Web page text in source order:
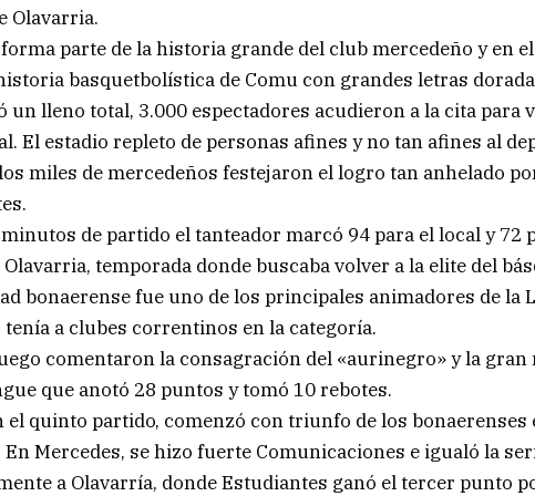
Olavarria.
parte de la historia grande del club mercedeño y en
basquetbolística de Comu con grandes letras
un lleno total, 3.000 espectadores acudieron a la cita para
El estadio repleto de personas afines y no tan afines al
miles de mercedeños festejaron el logro tan anhelado
de partido el tanteador marcó 94 para el local y 72
temporada donde buscaba volver a la elite del
bonaerense fue uno de los principales animadores de la
a clubes correntinos en la categoría.
comentaron la consagración del «aurinegro» y la gran
que anotó 28 puntos y tomó 10 rebotes.
el quinto partido, comenzó con triunfo de los
En Mercedes, se hizo fuerte Comunicaciones e igualó la
a Olavarría, donde Estudiantes ganó el tercer punto